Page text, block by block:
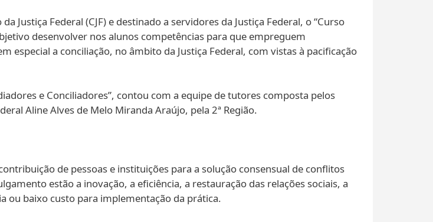
Justiça Federal (CJF) e destinado a servidores da Justiça Federal, o “Curso
desenvolver nos alunos competências para que empreguem
especial a conciliação, no âmbito da Justiça Federal, com vistas à pacificação
e Conciliadores”, contou com a equipe de tutores composta pelos
Aline Alves de Melo Miranda Araújo, pela 2ª Região.
de pessoas e instituições para a solução consensual de conflitos
estão a inovação, a eficiência, a restauração das relações sociais, a
ou baixo custo para implementação da prática.